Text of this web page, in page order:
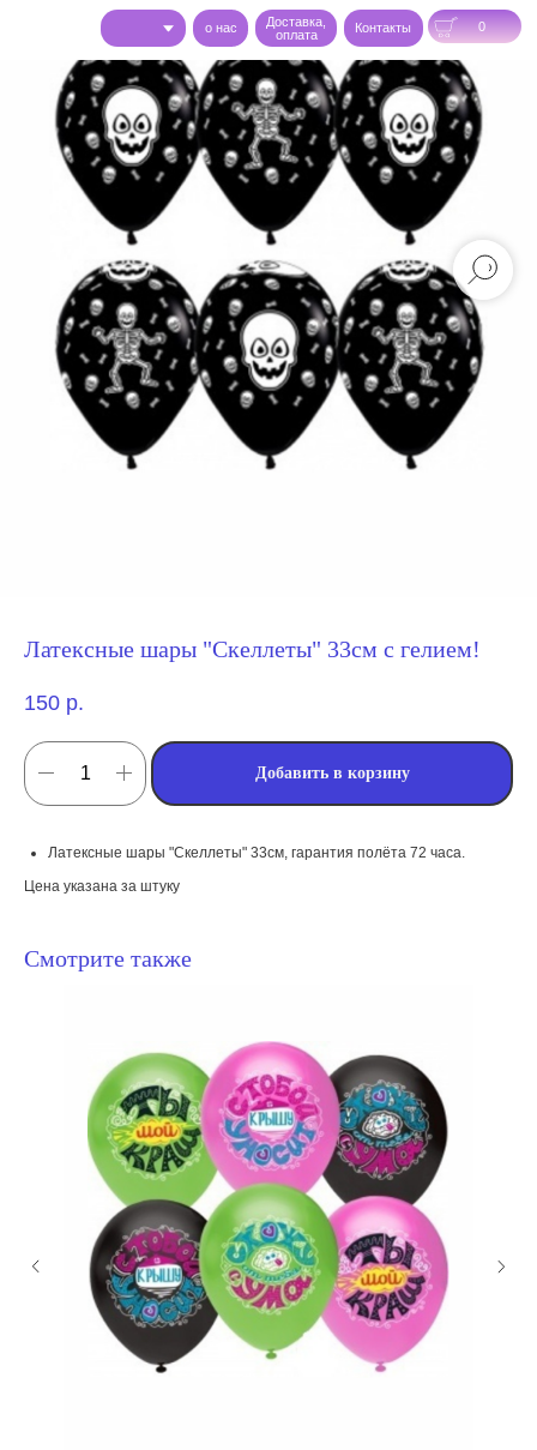
0
Доставка,
оплата
Контакты
Латексные шары "Скеллеты" 33см с гелием!
150 р.
Добавить в корзину
Латексные шары "Скеллеты" 33см, гарантия полёта 72 часа.
Цена указана за штуку
Смотрите также